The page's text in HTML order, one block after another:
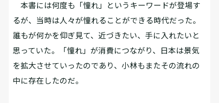
本書には何度も「憧れ」というキーワードが登場す
るが、当時は人々が憧れることができる時代だった。
誰もが何かを仰ぎ見て、近づきたい、手に入れたいと
思っていた。「憧れ」が消費につながり、日本は景気
を拡大させていったのであり、小林もまたその流れの
中に存在したのだ。